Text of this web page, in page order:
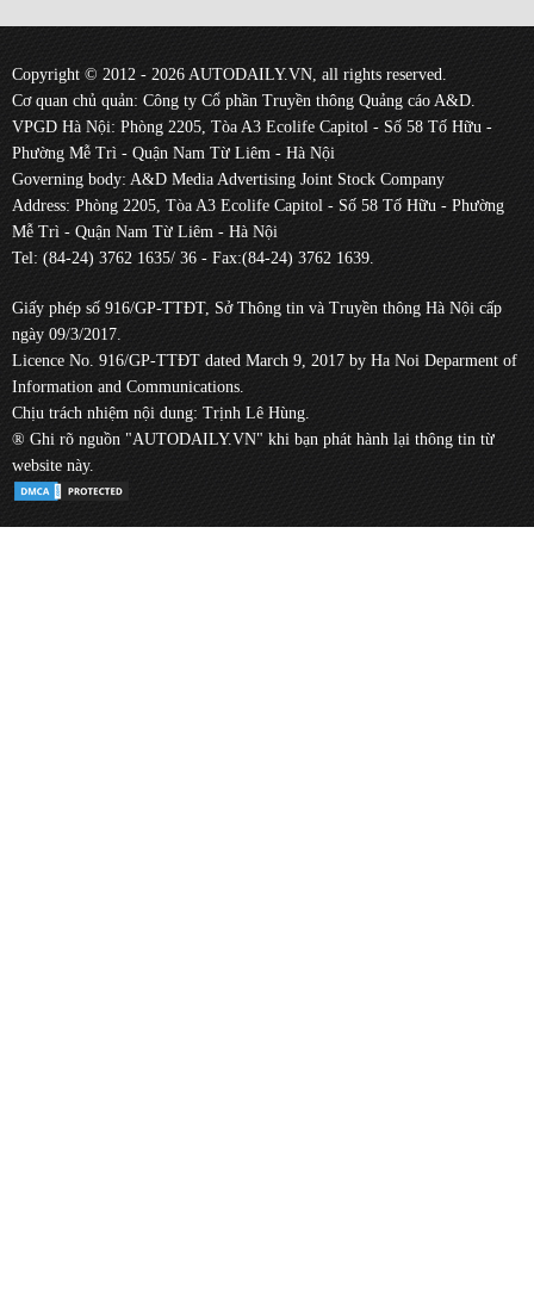
Copyright © 2012 - 2026 AUTODAILY.VN, all rights reserved.
Cơ quan chủ quản: Công ty Cổ phần Truyền thông Quảng cáo A&D.
VPGD Hà Nội: Phòng 2205, Tòa A3 Ecolife Capitol - Số 58 Tố Hữu -
Phường Mễ Trì - Quận Nam Từ Liêm - Hà Nội
Governing body: A&D Media Advertising Joint Stock Company
Address: Phòng 2205, Tòa A3 Ecolife Capitol - Số 58 Tố Hữu - Phường
Mễ Trì - Quận Nam Từ Liêm - Hà Nội
Tel: (84-24) 3762 1635/ 36 - Fax:(84-24) 3762 1639.
Giấy phép số 916/GP-TTĐT, Sở Thông tin và Truyền thông Hà Nội cấp
ngày 09/3/2017.
Licence No. 916/GP-TTĐT dated March 9, 2017 by Ha Noi Deparment of
Information and Communications.
Chịu trách nhiệm nội dung: Trịnh Lê Hùng.
® Ghi rõ nguồn "AUTODAILY.VN" khi bạn phát hành lại thông tin từ
website này.